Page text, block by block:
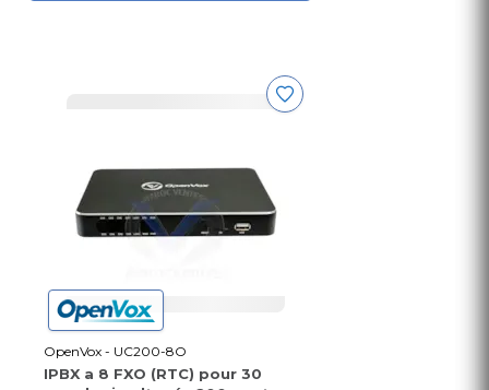
OpenVox - UC200-8O
IPBX a 8 FXO (RTC) pour 30